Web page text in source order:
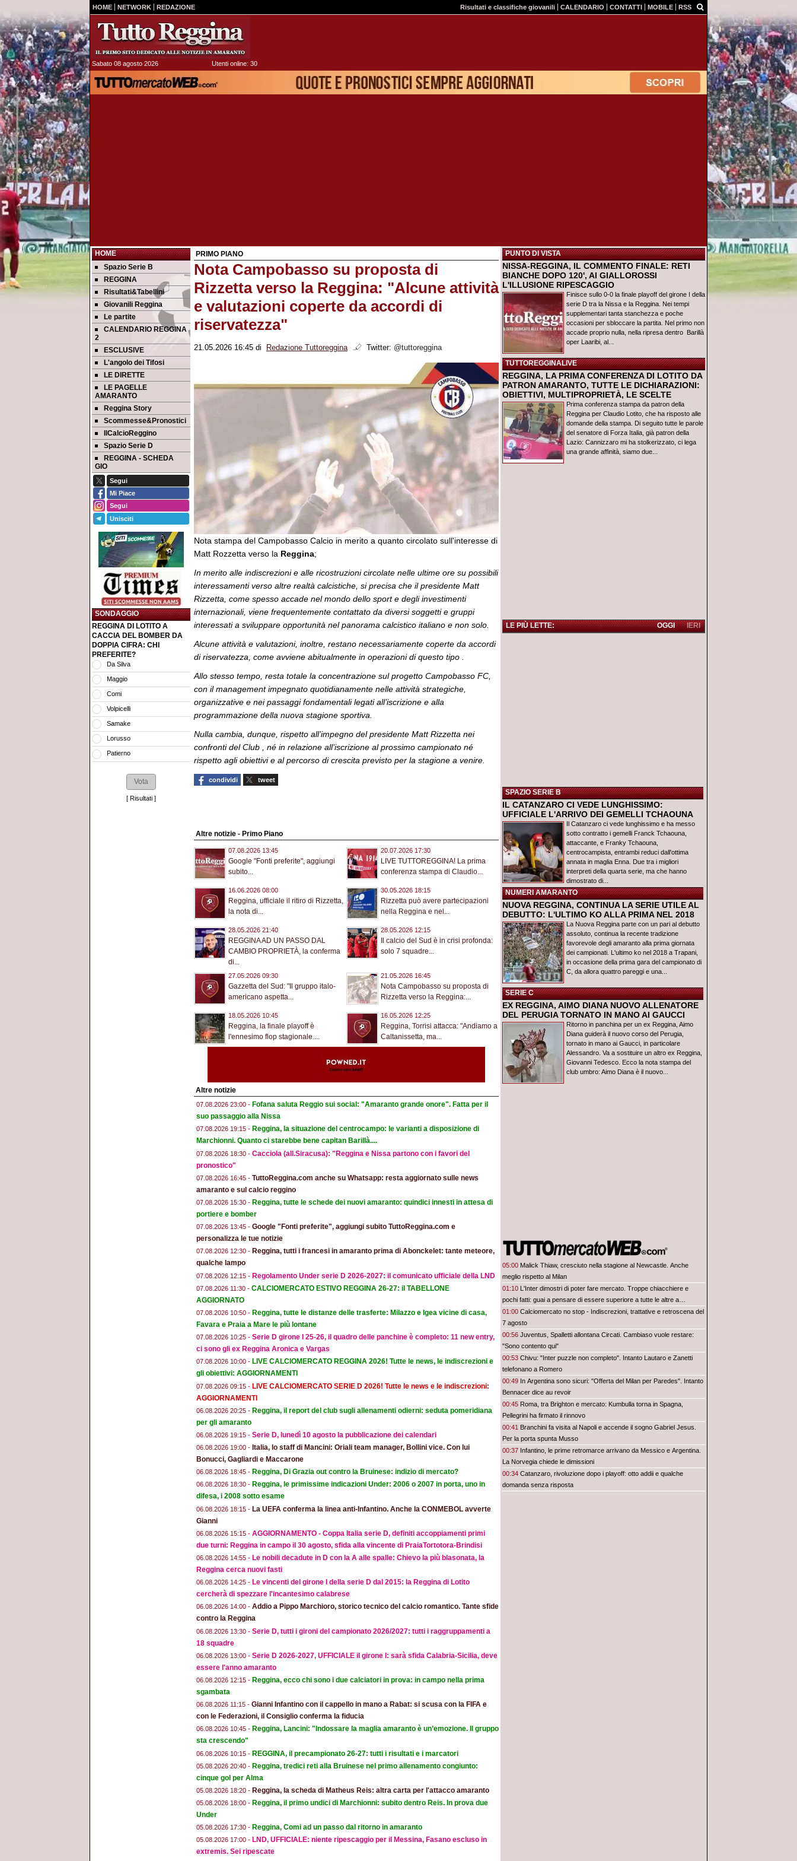
HOME NETWORK REDAZIONE Risultati e classifiche giovanili CALENDARIO CONTATTI MOBILE RSS
Sabato 08 agosto 2026 Utenti online: 30
HOME
Spazio Serie B
REGGINA
Risultati&Tabellini
Giovanili Reggina
Le partite
CALENDARIO REGGINA
2
ESCLUSIVE
L'angolo dei Tifosi
LE DIRETTE
LE PAGELLE
AMARANTO
Reggina Story
Scommesse&Pronostici
IlCalcioReggino
Spazio Serie D
REGGINA - SCHEDA
GIO
Segui
Mi Piace
Segui
Unisciti
SONDAGGIO
REGGINA DI LOTITO A
CACCIA DEL BOMBER DA
DOPPIA CIFRA: CHI
PREFERITE?
Da Silva
Maggio
Comi
Volpicelli
Samake
Lorusso
Patierno
[ Risultati ]
PRIMO PIANO
Nota Campobasso su proposta di
Rizzetta verso la Reggina: "Alcune attività
e valutazioni coperte da accordi di
riservatezza"
21.05.2026 16:45 di Redazione Tuttoreggina Twitter: @tuttoreggina
Nota stampa del Campobasso Calcio in merito a quanto circolato sull'interesse di
Matt Rozzetta verso la Reggina;
In merito alle indiscrezioni e alle ricostruzioni circolate nelle ultime ore su possibili
interessamenti verso altre realtà calcistiche, si precisa che il presidente Matt
Rizzetta, come spesso accade nel mondo dello sport e degli investimenti
internazionali, viene frequentemente contattato da diversi soggetti e gruppi
interessati a sviluppare opportunità nel panorama calcistico italiano e non solo.
Alcune attività e valutazioni, inoltre, restano necessariamente coperte da accordi
di riservatezza, come avviene abitualmente in operazioni di questo tipo .
Allo stesso tempo, resta totale la concentrazione sul progetto Campobasso FC,
con il management impegnato quotidianamente nelle attività strategiche,
organizzative e nei passaggi fondamentali legati all’iscrizione e alla
programmazione della nuova stagione sportiva.
Nulla cambia, dunque, rispetto all’impegno del presidente Matt Rizzetta nei
confronti del Club , né in relazione all’iscrizione al prossimo campionato né
rispetto agli obiettivi e al percorso di crescita previsto per la stagione a venire.
condividi tweet
Altre notizie - Primo Piano
07.08.2026 13:45
Google "Fonti preferite", aggiungi
subito...
20.07.2026 17:30
LIVE TUTTOREGGINA! La prima
conferenza stampa di Claudio...
16.06.2026 08:00
Reggina, ufficiale il ritiro di Rizzetta,
la nota di...
30.05.2026 18:15
Rizzetta può avere partecipazioni
nella Reggina e nel...
28.05.2026 21:40
REGGINA AD UN PASSO DAL
CAMBIO PROPRIETÀ, la conferma
di...
28.05.2026 12:15
Il calcio del Sud è in crisi profonda:
solo 7 squadre...
27.05.2026 09:30
Gazzetta del Sud: "Il gruppo italo-
americano aspetta...
21.05.2026 16:45
Nota Campobasso su proposta di
Rizzetta verso la Reggina:...
18.05.2026 10:45
Reggina, la finale playoff è
l'ennesimo flop stagionale....
16.05.2026 12:25
Reggina, Torrisi attacca: "Andiamo a
Caltanissetta, ma...
Altre notizie
07.08.2026 23:00 - Fofana saluta Reggio sui social: "Amaranto grande onore". Fatta per il
suo passaggio alla Nissa
07.08.2026 19:15 - Reggina, la situazione del centrocampo: le varianti a disposizione di
Marchionni. Quanto ci starebbe bene capitan Barillà....
07.08.2026 18:30 - Cacciola (all.Siracusa): "Reggina e Nissa partono con i favori del
pronostico"
07.08.2026 16:45 - TuttoReggina.com anche su Whatsapp: resta aggiornato sulle news
amaranto e sul calcio reggino
07.08.2026 15:30 - Reggina, tutte le schede dei nuovi amaranto: quindici innesti in attesa di
portiere e bomber
07.08.2026 13:45 - Google "Fonti preferite", aggiungi subito TuttoReggina.com e
personalizza le tue notizie
07.08.2026 12:30 - Reggina, tutti i francesi in amaranto prima di Abonckelet: tante meteore,
qualche lampo
07.08.2026 12:15 - Regolamento Under serie D 2026-2027: il comunicato ufficiale della LND
07.08.2026 11:30 - CALCIOMERCATO ESTIVO REGGINA 26-27: il TABELLONE
AGGIORNATO
07.08.2026 10:50 - Reggina, tutte le distanze delle trasferte: Milazzo e Igea vicine di casa,
Favara e Praia a Mare le più lontane
07.08.2026 10:25 - Serie D girone I 25-26, il quadro delle panchine è completo: 11 new entry,
ci sono gli ex Reggina Aronica e Vargas
07.08.2026 10:00 - LIVE CALCIOMERCATO REGGINA 2026! Tutte le news, le indiscrezioni e
gli obiettivi: AGGIORNAMENTI
07.08.2026 09:15 - LIVE CALCIOMERCATO SERIE D 2026! Tutte le news e le indiscrezioni:
AGGIORNAMENTI
06.08.2026 20:25 - Reggina, il report del club sugli allenamenti odierni: seduta pomeridiana
per gli amaranto
06.08.2026 19:15 - Serie D, lunedì 10 agosto la pubblicazione dei calendari
06.08.2026 19:00 - Italia, lo staff di Mancini: Oriali team manager, Bollini vice. Con lui
Bonucci, Gagliardi e Maccarone
06.08.2026 18:45 - Reggina, Di Grazia out contro la Bruinese: indizio di mercato?
06.08.2026 18:30 - Reggina, le primissime indicazioni Under: 2006 o 2007 in porta, uno in
difesa, i 2008 sotto esame
06.08.2026 18:15 - La UEFA conferma la linea anti-Infantino. Anche la CONMEBOL avverte
Gianni
06.08.2026 15:15 - AGGIORNAMENTO - Coppa Italia serie D, definiti accoppiamenti primi
due turni: Reggina in campo il 30 agosto, sfida alla vincente di PraiaTortotora-Brindisi
06.08.2026 14:55 - Le nobili decadute in D con la A alle spalle: Chievo la più blasonata, la
Reggina cerca nuovi fasti
06.08.2026 14:25 - Le vincenti del girone I della serie D dal 2015: la Reggina di Lotito
cercherà di spezzare l'incantesimo calabrese
06.08.2026 14:00 - Addio a Pippo Marchioro, storico tecnico del calcio romantico. Tante sfide
contro la Reggina
06.08.2026 13:30 - Serie D, tutti i gironi del campionato 2026/2027: tutti i raggruppamenti a
18 squadre
06.08.2026 13:00 - Serie D 2026-2027, UFFICIALE il girone I: sarà sfida Calabria-Sicilia, deve
essere l'anno amaranto
06.08.2026 12:15 - Reggina, ecco chi sono i due calciatori in prova: in campo nella prima
sgambata
06.08.2026 11:15 - Gianni Infantino con il cappello in mano a Rabat: si scusa con la FIFA e
con le Federazioni, il Consiglio conferma la fiducia
06.08.2026 10:45 - Reggina, Lancini: "Indossare la maglia amaranto è un’emozione. Il gruppo
sta crescendo"
06.08.2026 10:15 - REGGINA, il precampionato 26-27: tutti i risultati e i marcatori
05.08.2026 20:40 - Reggina, tredici reti alla Bruinese nel primo allenamento congiunto:
cinque gol per Alma
05.08.2026 18:20 - Reggina, la scheda di Matheus Reis: altra carta per l'attacco amaranto
05.08.2026 18:00 - Reggina, il primo undici di Marchionni: subito dentro Reis. In prova due
Under
05.08.2026 17:30 - Reggina, Comi ad un passo dal ritorno in amaranto
05.08.2026 17:00 - LND, UFFICIALE: niente ripescaggio per il Messina, Fasano escluso in
extremis. Sei ripescate
PUNTO DI VISTA
NISSA-REGGINA, IL COMMENTO FINALE: RETI
BIANCHE DOPO 120', AI GIALLOROSSI
L'ILLUSIONE RIPESCAGGIO
Finisce sullo 0-0 la finale playoff del girone I della
serie D tra la Nissa e la Reggina. Nei tempi
supplementari tanta stanchezza e poche
occasioni per sbloccare la partita. Nel primo non
accade proprio nulla, nella ripresa dentro Barillà
oper Laaribi, al...
TUTTOREGGINALIVE
REGGINA, LA PRIMA CONFERENZA DI LOTITO DA
PATRON AMARANTO, TUTTE LE DICHIARAZIONI:
OBIETTIVI, MULTIPROPRIETÀ, LE SCELTE
Prima conferenza stampa da patron della
Reggina per Claudio Lotito, che ha risposto alle
domande della stampa. Di seguito tutte le parole
del senatore di Forza Italia, già patron della
Lazio: Cannizzaro mi ha stolkerizzato, ci lega
una grande affinità, siamo due...
LE PIÙ LETTE: IERI
OGGI
SPAZIO SERIE B
IL CATANZARO CI VEDE LUNGHISSIMO:
UFFICIALE L'ARRIVO DEI GEMELLI TCHAOUNA
Il Catanzaro ci vede lunghissimo e ha messo
sotto contratto i gemelli Franck Tchaouna,
attaccante, e Franky Tchaouna,
centrocampista, entrambi reduci dall'ottima
annata in maglia Enna. Due tra i migliori
interpreti della quarta serie, ma che hanno
dimostrato di...
NUMERI AMARANTO
NUOVA REGGINA, CONTINUA LA SERIE UTILE AL
DEBUTTO: L'ULTIMO KO ALLA PRIMA NEL 2018
La Nuova Reggina parte con un pari al debutto
assoluto, continua la recente tradizione
favorevole degli amaranto alla prima giornata
dei campionati. L'ultimo ko nel 2018 a Trapani,
in occasione della prima gara del campionato di
C, da allora quattro pareggi e una...
SERIE C
EX REGGINA, AIMO DIANA NUOVO ALLENATORE
DEL PERUGIA TORNATO IN MANO AI GAUCCI
Ritorno in panchina per un ex Reggina, Aimo
Diana guiderà il nuovo corso del Perugia,
tornato in mano ai Gaucci, in particolare
Alessandro. Va a sostituire un altro ex Reggina,
Giovanni Tedesco. Ecco la nota stampa del
club umbro: Aimo Diana è il nuovo...
05:00 Malick Thiaw, cresciuto nella stagione al Newcastle. Anche
meglio rispetto al Milan
01:10 L'Inter dimostri di poter fare mercato. Troppe chiacchiere e
pochi fatti: guai a pensare di essere superiore a tutte le altre a
prescindere. Juve, il portiere può diventare un "problema". Milan-Leao,
serve una decisione netta
01:00 Calciomercato no stop - Indiscrezioni, trattative e retroscena del
7 agosto
00:56 Juventus, Spalletti allontana Circati. Cambiaso vuole restare:
"Sono contento qui"
00:53 Chivu: "Inter puzzle non completo". Intanto Lautaro e Zanetti
telefonano a Romero
00:49 In Argentina sono sicuri: "Offerta del Milan per Paredes". Intanto
Bennacer dice au revoir
00:45 Roma, tra Brighton e mercato: Kumbulla torna in Spagna,
Pellegrini ha firmato il rinnovo
00:41 Branchini fa visita al Napoli e accende il sogno Gabriel Jesus.
Per la porta spunta Musso
00:37 Infantino, le prime retromarce arrivano da Messico e Argentina.
La Norvegia chiede le dimissioni
00:34 Catanzaro, rivoluzione dopo i playoff: otto addii e qualche
domanda senza risposta